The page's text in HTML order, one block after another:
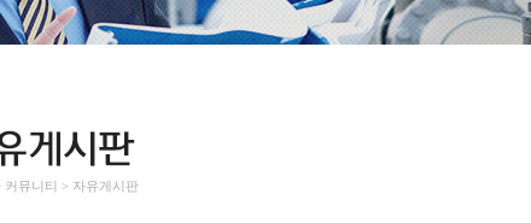
커뮤니티 > 자유게시판